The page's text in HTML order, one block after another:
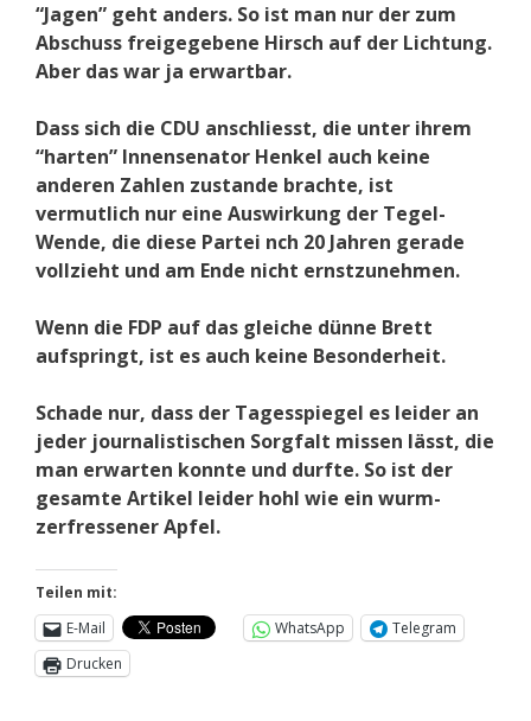
“Jagen” geht anders. So ist man nur der zum
Abschuss freigegebene Hirsch auf der Lichtung.
Aber das war ja erwartbar.
Dass sich die CDU anschliesst, die unter ihrem
“harten” Innensenator Henkel auch keine
anderen Zahlen zustande brachte, ist
vermutlich nur eine Auswirkung der Tegel-
Wende, die diese Partei nch 20 Jahren gerade
vollzieht und am Ende nicht ernstzunehmen.
Wenn die FDP auf das gleiche dünne Brett
aufspringt, ist es auch keine Besonderheit.
Schade nur, dass der Tagesspiegel es leider an
jeder journalistischen Sorgfalt missen lässt, die
man erwarten konnte und durfte. So ist der
gesamte Artikel leider hohl wie ein wurm-
zerfressener Apfel.
Teilen mit:
E-Mail
WhatsApp
Telegram
Drucken